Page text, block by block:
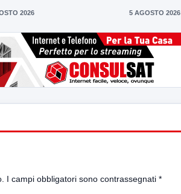
2026 5 AGOSTO 2026
I campi obbligatori sono contrassegnati *